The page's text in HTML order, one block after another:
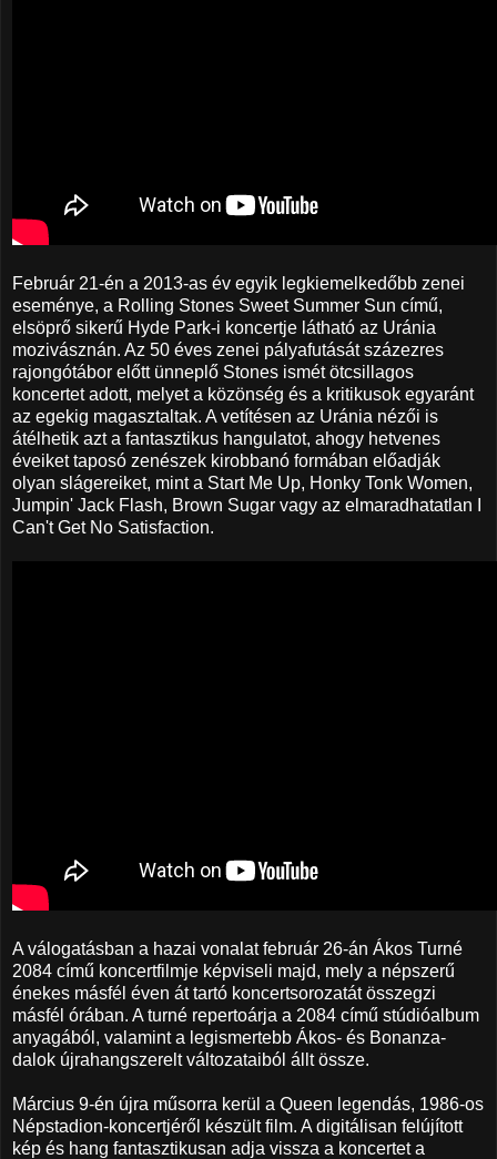
Február 21-én a 2013-as év egyik legkiemelkedőbb zenei
eseménye, a Rolling Stones Sweet Summer Sun című,
elsöprő sikerű Hyde Park-i koncertje látható az Uránia
mozivásznán. Az 50 éves zenei pályafutását százezres
rajongótábor előtt ünneplő Stones ismét ötcsillagos
koncertet adott, melyet a közönség és a kritikusok egyaránt
az egekig magasztaltak. A vetítésen az Uránia nézői is
átélhetik azt a fantasztikus hangulatot, ahogy hetvenes
éveiket taposó zenészek kirobbanó formában előadják
olyan slágereiket, mint a Start Me Up, Honky Tonk Women,
Jumpin' Jack Flash, Brown Sugar vagy az elmaradhatatlan I
Can't Get No Satisfaction.
A válogatásban a hazai vonalat február 26-án Ákos Turné
2084 című koncertfilmje képviseli majd, mely a népszerű
énekes másfél éven át tartó koncertsorozatát összegzi
másfél órában. A turné repertoárja a 2084 című stúdióalbum
anyagából, valamint a legismertebb Ákos- és Bonanza-
dalok újrahangszerelt változataiból állt össze.
Március 9-én újra műsorra kerül a Queen legendás, 1986-os
Népstadion-koncertjéről készült film. A digitálisan felújított
kép és hang fantasztikusan adja vissza a koncertet a